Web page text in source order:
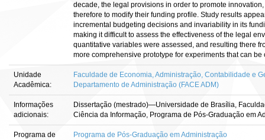
decade, the legal provisions in order to promote
therefore to modify their funding profile. Study results
incremental budgeting decisions and invariability in its
making it difficult to assess the effectiveness of the legal
quantitative variables were assessed, and resulting there
more comprehensive prototype for experiments that can
Unidade
Acadêmica:
Faculdade de Economia, Administração, Contabilidade e
Departamento de Administração (FACE ADM)
Informações
adicionais:
Dissertação (mestrado)—Universidade de Brasília,
Ciência da Informação, Programa de Pós-Graduação em
Programa de
Programa de Pós-Graduação em Administração